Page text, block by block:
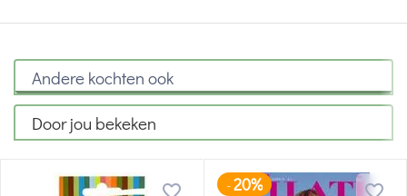
Andere kochten ook
Door jou bekeken
-20%